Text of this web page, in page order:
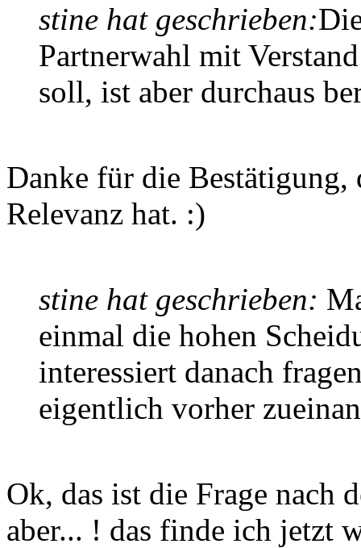
stine hat geschrieben:
Partnerwahl mit
soll, ist aber durchaus
Danke für die Bestätigung,
Relevanz hat. :)
stine hat geschrieben:
einmal die hohen
interessiert danach
eigentlich vorher
Ok, das ist die Frage nach
aber... ! das finde ich jetzt